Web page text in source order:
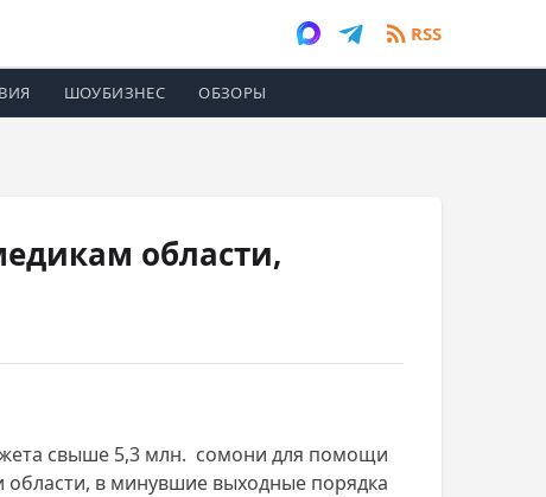
RSS
ШОУБИЗНЕС ОБЗОРЫ
области,
свыше 5,3 млн. сомони для помощи
в минувшие выходные порядка